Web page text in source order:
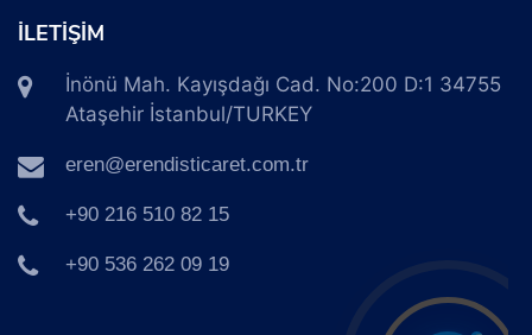
İLETİŞİM
İnönü Mah. Kayışdağı Cad. No:200 D:1 34755
Ataşehir İstanbul/TURKEY
eren@erendisticaret.com.tr
+90 216 510 82 15
+90 536 262 09 19